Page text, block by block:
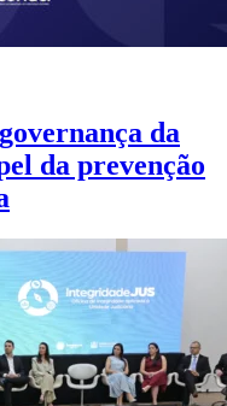
da
da prevenção